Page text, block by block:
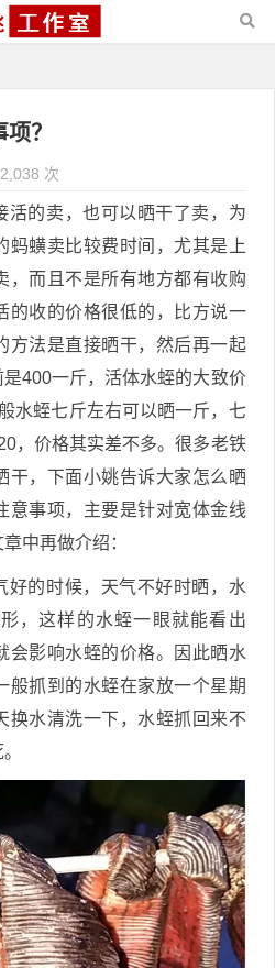
？
次
活的卖，也可以晒干了卖，为
蚂蟥卖比较费时间，尤其是上
，而且不是所有地方都有收购
的收的价格很低的，比方说一
方法是直接晒干，然后再一起
400一斤，活体水蛭的大致价
水蛭七斤左右可以晒一斤，七
，价格其实差不多。很多老铁
干，下面小姚告诉大家怎么晒
意事项，主要是针对宽体金线
中再做介绍：
好的时候，天气不好时晒，水
，这样的水蛭一眼就能看出
会影响水蛭的价格。因此晒水
般抓到的水蛭在家放一个星期
换水清洗一下，水蛭抓回来不